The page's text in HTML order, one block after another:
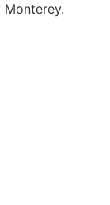
Monterey.